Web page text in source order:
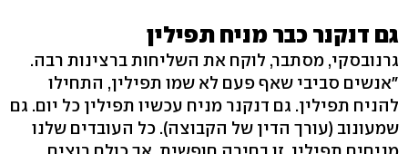
גם דנקנר כבר מניח תפילין
גרנובסקי, מסתבר, לוקח את השליחות ברצינות רבה.
"אנשים סביבי שאף פעם לא שמו תפילין, התחילו
להניח תפילין. גם דנקנר מניח עכשיו תפילין כל יום. גם
שמעונוב (עורך הדין של הקבוצה). כל העובדים שלנו